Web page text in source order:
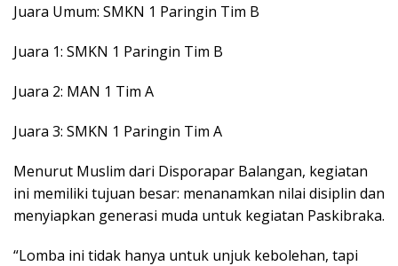
Juara Umum: SMKN 1 Paringin Tim B
Juara 1: SMKN 1 Paringin Tim B
Juara 2: MAN 1 Tim A
Juara 3: SMKN 1 Paringin Tim A
Menurut Muslim dari Disporapar Balangan, kegiatan
ini memiliki tujuan besar: menanamkan nilai disiplin dan
menyiapkan generasi muda untuk kegiatan Paskibraka.
“Lomba ini tidak hanya untuk unjuk kebolehan, tapi